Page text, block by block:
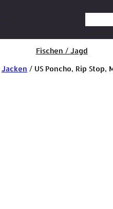
Fischen / Jagd
Jacken / US Poncho, Rip Stop,